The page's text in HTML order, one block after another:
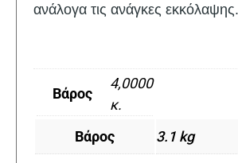
ανάλογα τις ανάγκες εκκόλαψης.
Βάρος
4,0000
κ.
Βάρος
3.1 kg